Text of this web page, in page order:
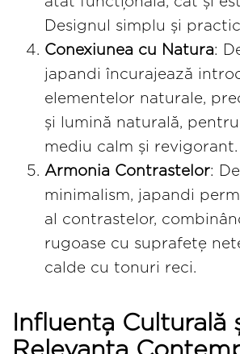
Designul simplu și
Conexiunea cu Natura:
japandi încurajează
elementelor naturale,
și lumină naturală,
mediu calm și revigorant.
Armonia Contrastelor:
minimalism, japandi
al contrastelor,
rugoase cu suprafețe
calde cu tonuri reci.
Influența Culturală